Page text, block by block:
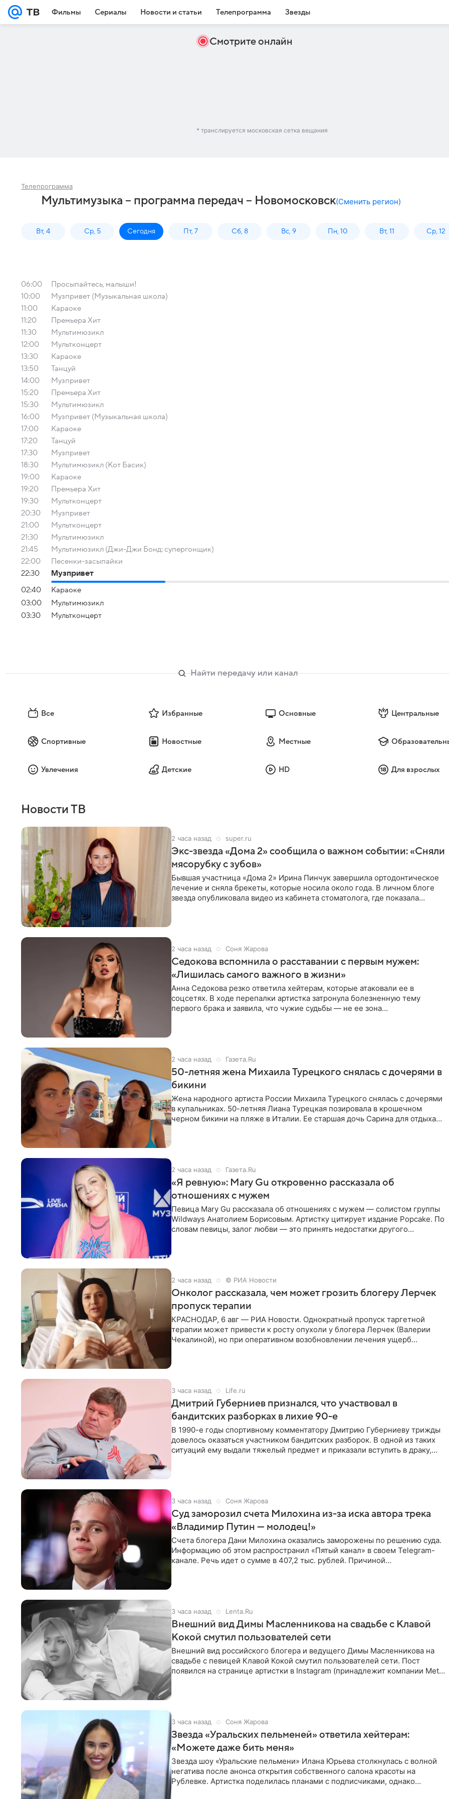
Фильмы Сериалы Новости и статьи Телепрограмма Звезды
Смотрите онлайн
* транслируется московская сетка вещания
Телепрограмма
Мультимузыка – программа передач – Новомосковск(Сменить регион)
Вт, 4 Ср, 5 Сегодня Пт, 7 Сб, 8 Вс, 9 Пн, 10 Вт, 11 Ср, 12
06:00
Просыпайтесь, малыши!
10:00
Музпривет (Музыкальная школа)
11:00
Караоке
11:20
Премьера Хит
11:30
Мультимюзикл
12:00
Мультконцерт
13:30
Караоке
13:50
Танцуй
14:00
Музпривет
15:20
Премьера Хит
15:30
Мультимюзикл
16:00
Музпривет (Музыкальная школа)
17:00
Караоке
17:20
Танцуй
17:30
Музпривет
18:30
Мультимюзикл (Кот Басик)
19:00
Караоке
19:20
Премьера Хит
19:30
Мультконцерт
20:30
Музпривет
21:00
Мультконцерт
21:30
Мультимюзикл
21:45
Мультимюзикл (Джи-Джи Бонд: супергонщик)
22:00
Песенки-засыпайки
22:30
Музпривет
02:40
Караоке
03:00
Мультимюзикл
03:30
Мультконцерт
Все Избранные Основные Центральные
Спортивные Новостные Местные
Увлечения Детские HD Для взрослых
Новости ТВ
2 часа назад super.ru
Экс-звезда «Дома 2» сообщила о важном событии: «Сняли
мясорубку с зубов»
Бывшая участница «Дома 2» Ирина Пинчук завершила ортодонтическое
лечение и сняла брекеты, которые носила около года. В личном блоге
звезда опубликовала видео из кабинета стоматолога, где показала
2 часа назад Соня Жарова
Седокова вспомнила о расставании с первым мужем:
«Лишилась самого важного в жизни»
Анна Седокова резко ответила хейтерам, которые атаковали ее в
соцсетях. В ходе перепалки артистка затронула болезненную тему
первого брака и заявила, что чужие судьбы — не ее зона
2 часа назад Газета.Ru
50-летняя жена Михаила Турецкого снялась с дочерями в
бикини
Жена народного артиста России Михаила Турецкого снялась с дочерями
в купальниках. 50-летняя Лиана Турецкая позировала в крошечном
черном бикини на пляже в Италии. Ее старшая дочь Сарина для отдыха
2 часа назад Газета.Ru
«Я ревную»: Mary Gu откровенно рассказала об
отношениях с мужем
Певица Mary Gu рассказала об отношениях с мужем — солистом группы
Wildways Анатолием Борисовым. Артистку цитирует издание Popcake. По
словам певицы, залог любви — это принять недостатки другого
2 часа назад © РИА Новости
Онколог рассказала, чем может грозить блогеру Лерчек
пропуск терапии
КРАСНОДАР, 6 авг — РИА Новости. Однократный пропуск таргетной
терапии может привести к росту опухоли у блогера Лерчек (Валерии
Чекалиной), но при оперативном возобновлении лечения ущерб
3 часа назад Life.ru
Дмитрий Губерниев признался, что участвовал в
бандитских разборках в лихие 90-е
В 1990-е годы спортивному комментатору Дмитрию Губерниеву трижды
довелось оказаться участником бандитских разборок. В одной из таких
ситуаций ему выдали тяжелый предмет и приказали вступить в драку,
3 часа назад Соня Жарова
Суд заморозил счета Милохина из-за иска автора трека
«Владимир Путин — молодец!»
Счета блогера Дани Милохина оказались заморожены по решению суда.
Информацию об этом распространил «Пятый канал» в своем Telegram-
канале. Речь идет о сумме в 407,2 тыс. рублей. Причиной
3 часа назад Lenta.Ru
Внешний вид Димы Масленникова на свадьбе с Клавой
Кокой смутил пользователей сети
Внешний вид российского блогера и ведущего Димы Масленникова на
свадьбе с певицей Клавой Кокой смутил пользователей сети. Пост
появился на странице артистки в Instagram (принадлежит компании Meta,
3 часа назад Соня Жарова
Звезда «Уральских пельменей» ответила хейтерам:
«Можете даже бить меня»
Звезда шоу «Уральские пельмени» Илана Юрьева столкнулась с волной
негатива после анонса открытия собственного салона красоты на
Рублевке. Артистка поделилась планами с подписчиками, однако